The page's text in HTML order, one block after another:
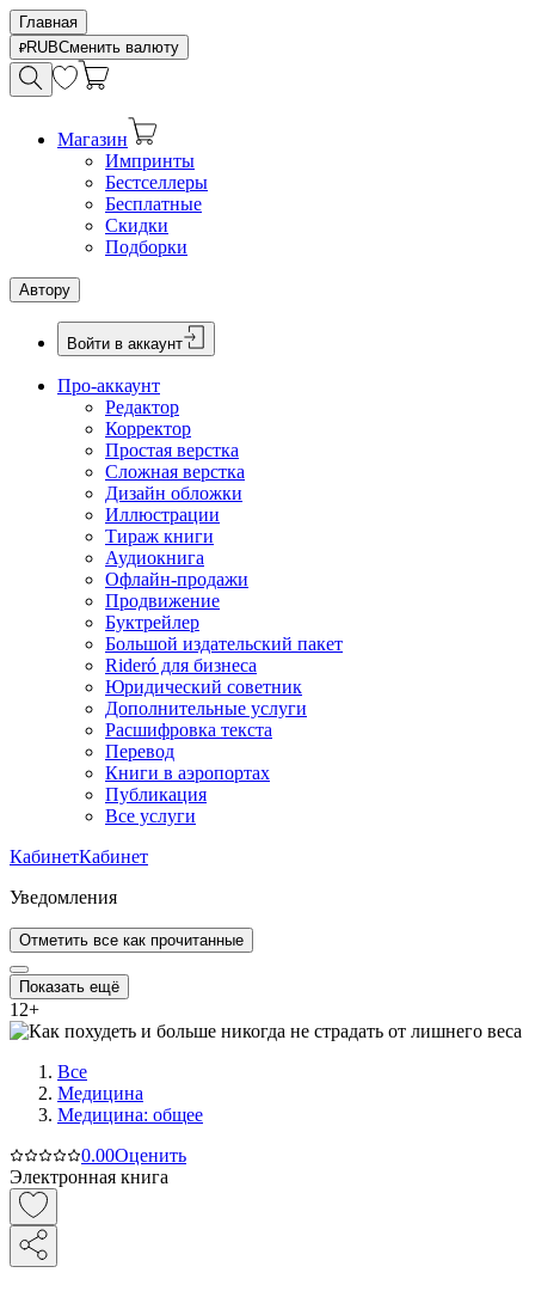
Главная
RUBСменить валюту
Магазин
Импринты
Бестселлеры
Бесплатные
Скидки
Подборки
Автору
Войти в аккаунт
Про-аккаунт
Редактор
Корректор
Простая верстка
Сложная верстка
Дизайн обложки
Иллюстрации
Тираж книги
Аудиокнига
Офлайн-продажи
Продвижение
Буктрейлер
Большой издательский пакет
Rideró для бизнеса
Юридический советник
Дополнительные услуги
Расшифровка текста
Перевод
Книги в аэропортах
Публикация
Все услуги
КабинетКабинет
Уведомления
Отметить все как прочитанные
Показать ещё
12+
Все
Медицина
Медицина: общее
0.00Оценить
Электронная книга